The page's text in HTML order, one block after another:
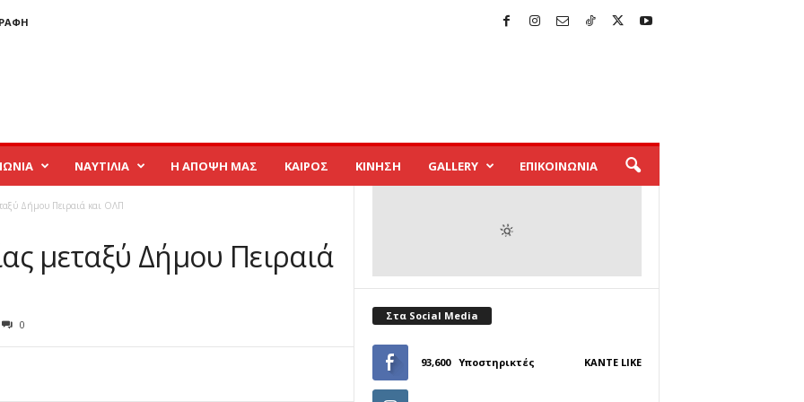
ΝΑΥΤΙΛΙΑ Η ΑΠΟΨΗ ΜΑΣ ΚΑΙΡΟΣ ΚΙΝΗΣΗ GALLERY ΕΠΙΚΟΙΝΩΝΙΑ
Δήμου Πειραιά και ΟΛΠ
μεταξύ Δήμου Πειραιά
0
Στα Social Media
93,600 Υποστηρικτές ΚΆΝΤΕ LIKE